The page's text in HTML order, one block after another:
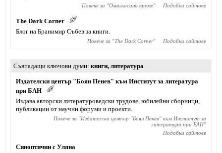
Повече за "Омагьосано време" Подобни сайтове
The Dark Corner
Блог на Бранимир Събев за книги.
Повече за "The Dark Corner" Подобни сайтове
Съвпадащи ключови думи книги, литература
Издателски център "Боян Пенев" към Институт за литература
при БАН
Издава авторски литературоведски трудове, юбилейни сборници,
публикации от научни форуми и проекти.
Повече за "Издателски център "Боян Пенев" към Институт за
литература при БАН"
Подобни сайтове
Синоптични с Уляна